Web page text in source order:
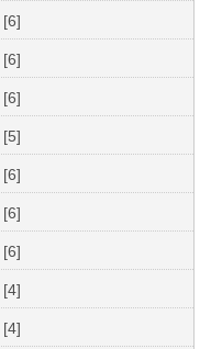
[6]
[6]
[6]
[5]
[6]
[6]
[6]
[4]
[4]